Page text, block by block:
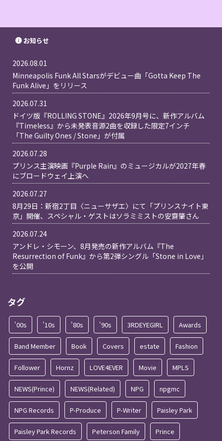
お知らせ
2026.08.01
Minneapolis Funk All Starsがデビュー曲「Gotta Keep The
Funk Alive」をリリース
2026.07.31
ドイツ版『ROLLING STONE』2026年9月号に、新作アルバム
『Timeless』から未発表音源2曲を収録した限定7インチ
「The Guilty Ones / Stone」が付属
2026.07.28
プリンス主演映画『Purple Rain』のミュージカルが2027年春
にブロードウェイ上演へ
2026.07.27
8月29日：新宿2丁目〈ニューサザエ〉にて「プリンスナイト東
京」開催、スペシャル・ゲストはソラミミストの安齋肇さん
2026.07.24
アンドレ・シモーン、8月発売の新作アルバム『The
Resurrection of Funk』から第2弾シングル「Stone in Love」
を公開
タグ
'00s '10s '80s '90s 3RDEYEGIRL Awards
Band Member Book Covers estate Fashion
Follower Hornz LOVE4EVER Movie MPLS
NEWS(Prince) NEWS(Related) NPG npgmc
NPG Records P-Produce P-Writer Paisley Park
Paisley Park Records Peterson Family Prince